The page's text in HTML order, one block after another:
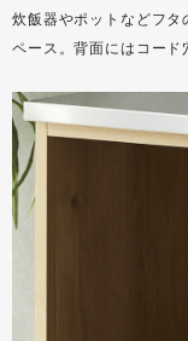
炊飯器やポットなどフタ
ペース。背面にはコード